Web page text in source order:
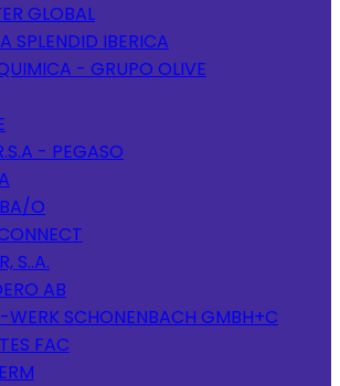
GLOBAL
SPLENDID IBERICA
- GRUPO OLIVE
- PEGASO
O
S..A.
AB
WERK SCHONENBACH GMBH+C
FAC